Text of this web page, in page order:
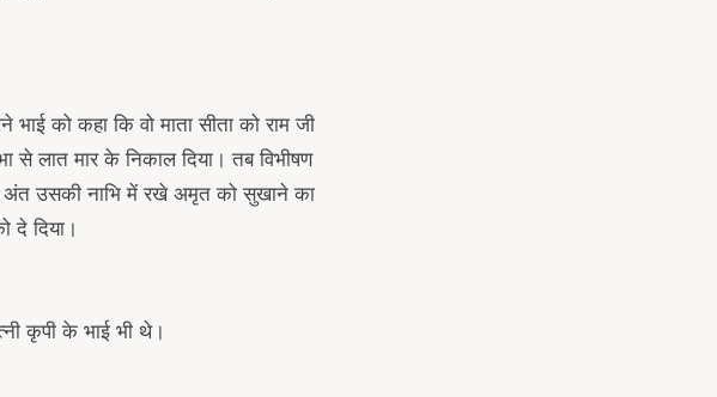
को कहा कि वो माता सीता को राम जी
से लात मार के निकाल दिया। तब विभीषण
अंत उसकी नाभि में रखे अमृत को सुखाने का
दे दिया।
कृपी के भाई भी थे।